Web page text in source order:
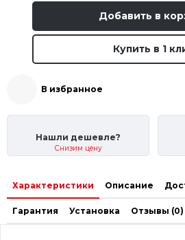
Добавить в
Купить в 1
В избранное
Нашли дешевле?
Снизим цену
Характеристики Описание
Гарантия Установка Отзывы (0)